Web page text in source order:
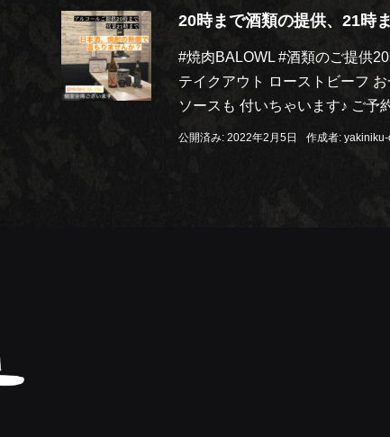
20時まで酒類の提供、21時
#焼肉BALOWL #酒類のご提供
テイクアウト ローストビーフ
ソースも 付いちゃいます♪ ご
公開済み: 2022年2月5日 作成者: yakiniku-